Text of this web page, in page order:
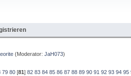
(Moderator: JaH073)
79 80 [81]82 83 84 85 86 87 88 89 90 91 92 93 94 95